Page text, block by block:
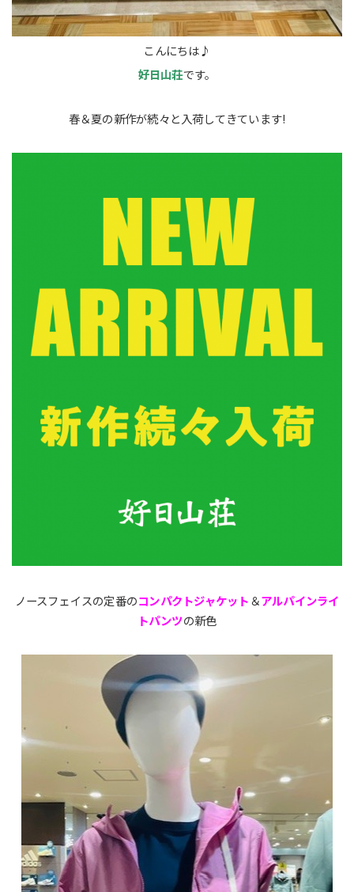
こんにちは♪
好日山荘です。
春＆夏の新作が続々と入荷してきています!
ノースフェイスの定番のコンパクトジャケット ＆アルパインライ
トパンツの新色